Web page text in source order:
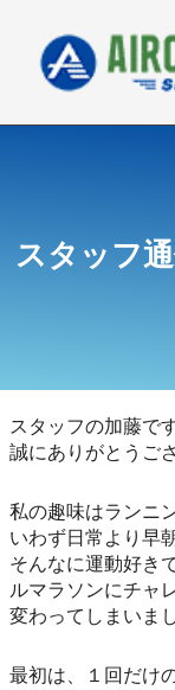
キ
スタッフ
スタッフの加藤で
誠にありがとうご
私の趣味はランニ
いわず日常より早
そんなに運動好き
ルマラソンにチャ
変わってしまいまし
最初は、１回だけ